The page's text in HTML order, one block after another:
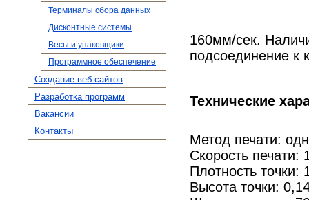
Терминалы сбора данных
Дисконтные системы
Весы и упаковщики
Программное обеспечение
Создание веб-сайтов
Разработка программ
Вакансии
Контакты
160мм/сек.
подсоединение к
Технические
Метод печати:
Скорость печати:
Плотность точки:
Высота точки: